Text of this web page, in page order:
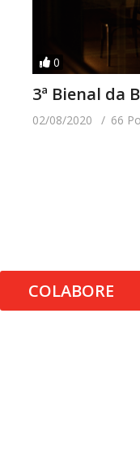
0
3ª Bienal da
02/08/2020 66
COLABORE